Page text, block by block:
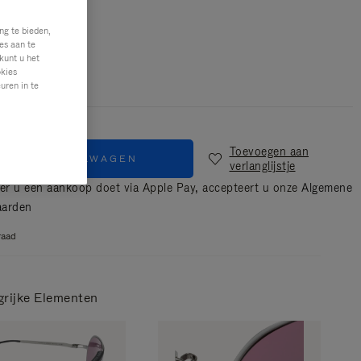
Zilver & zwart
IN WINKELWAGEN
Toevoegen aan
verlanglijstje
u een aankoop doet via Apple Pay, accepteert u onze Algemene
Elementen
te bieden,
aan te
u het
in te